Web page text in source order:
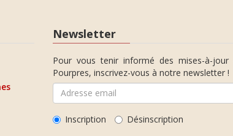
Newsletter
Pour vous tenir informé des mises-à-jour
Pourpres, inscrivez-vous à notre newsletter !
Inscription Désinscription